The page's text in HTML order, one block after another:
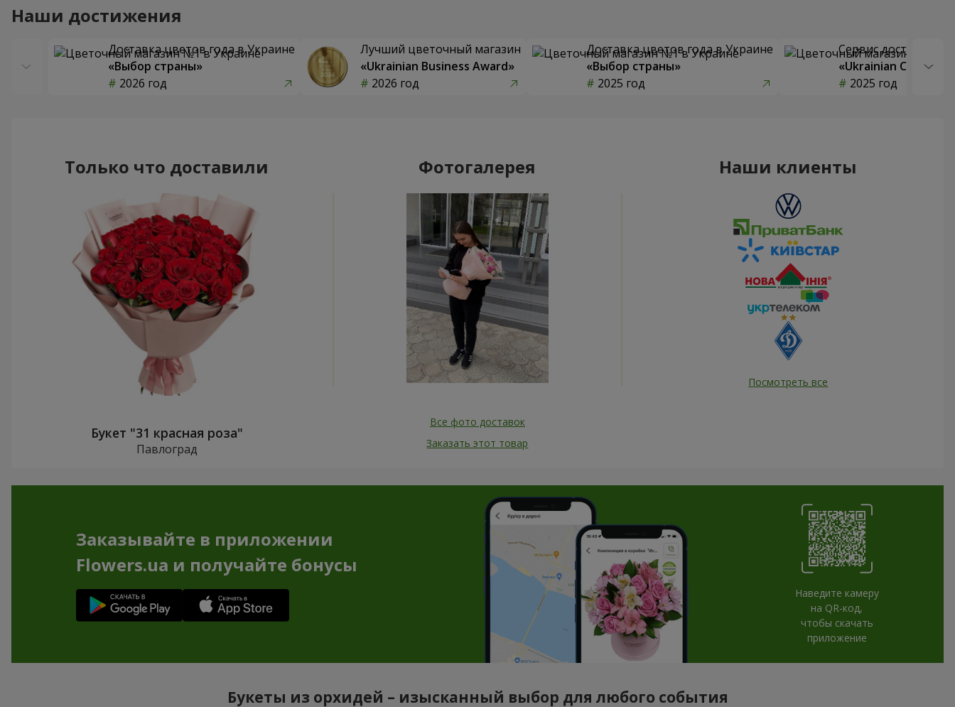
Наши достижения
Доставка цветов года в Украине
«Выбор страны»
2026 год
Лучший цветочный магазин
«Ukrainian Business Award»
2026 год
Доставка цветов года в Украине
«Выбор страны»
2025 год
Сервис доставки
«Ukrainian Choice»
2025 год
Только что доставили
Букет "31 красная роза"
Павлоград
Фотогалерея
Все фото доставок
Заказать этот товар
Наши клиенты
Посмотреть все
Заказывайте в приложении
Flowers.ua и получайте бонусы
Наведите камеру
на QR-код,
чтобы скачать
приложение
Букеты из орхидей – изысканный выбор для любого события